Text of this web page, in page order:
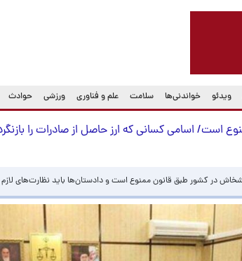
ویدئو خواندنی‌ها سلامت علم و فناوری ورزشی حوادث
اسامی کسانی که ارز حاصل از صادرات را
کشور طبق قانون ممنوع است و دادستان‌ها باید نظارت‌های لازم